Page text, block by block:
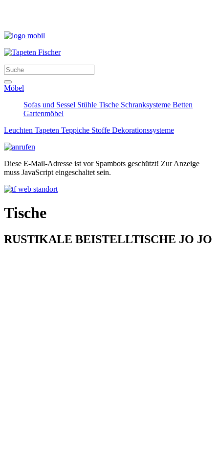
Möbel
Sofas und Sessel Stühle Tische Schranksysteme Betten
Gartenmöbel
Leuchten Tapeten Teppiche Stoffe Dekorationssysteme
Diese E-Mail-Adresse ist vor Spambots geschützt! Zur Anzeige
muss JavaScript eingeschaltet sein.
Tische
RUSTIKALE BEISTELLTISCHE JO JO